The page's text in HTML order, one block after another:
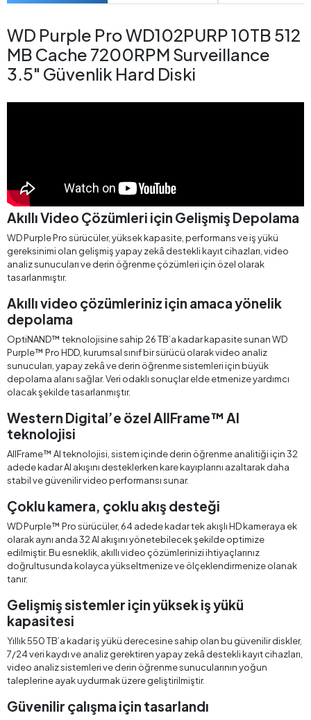
WD Purple Pro WD102PURP 10TB 512
MB Cache 7200RPM Surveillance
3.5" Güvenlik Hard Diski
Akıllı Video Çözümleri için Gelişmiş Depolama
WD Purple Pro sürücüler, yüksek kapasite, performans ve iş yükü
gereksinimi olan gelişmiş yapay zekâ destekli kayıt cihazları, video
analiz sunucuları ve derin öğrenme çözümleri için özel olarak
tasarlanmıştır.
Akıllı video çözümleriniz için amaca yönelik
depolama
OptiNAND™ teknolojisine sahip 26 TB’a kadar kapasite sunan WD
Purple™ Pro HDD, kurumsal sınıf bir sürücü olarak video analiz
sunucuları, yapay zekâ ve derin öğrenme sistemleri için büyük
depolama alanı sağlar. Veri odaklı sonuçlar elde etmenize yardımcı
olacak şekilde tasarlanmıştır.
Western Digital’e özel AllFrame™ AI
teknolojisi
AllFrame™ AI teknolojisi, sistem içinde derin öğrenme analitiği için 32
adede kadar AI akışını desteklerken kare kayıplarını azaltarak daha
stabil ve güvenilir video performansı sunar.
Çoklu kamera, çoklu akış desteği
WD Purple™ Pro sürücüler, 64 adede kadar tek akışlı HD kameraya ek
olarak aynı anda 32 AI akışını yönetebilecek şekilde optimize
edilmiştir. Bu esneklik, akıllı video çözümlerinizi ihtiyaçlarınız
doğrultusunda kolayca yükseltmenize ve ölçeklendirmenize olanak
tanır.
Gelişmiş sistemler için yüksek iş yükü
kapasitesi
Yıllık 550 TB’a kadar iş yükü derecesine sahip olan bu güvenilir diskler,
7/24 veri kaydı ve analiz gerektiren yapay zekâ destekli kayıt cihazları,
video analiz sistemleri ve derin öğrenme sunucularının yoğun
taleplerine ayak uydurmak üzere geliştirilmiştir.
Güvenilir çalışma için tasarlandı